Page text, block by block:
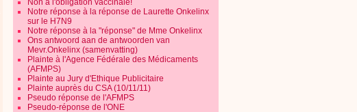
Non à l'obligation vaccinale!
Notre réponse à la réponse de Laurette Onkelinx
sur le H7N9
Notre réponse à la "réponse" de Mme Onkelinx
Ons antwoord aan de antwoorden van
Mevr.Onkelinx (samenvatting)
Plainte à l'Agence Fédérale des Médicaments
(AFMPS)
Plainte au Jury d'Ethique Publicitaire
Plainte auprès du CSA (10/11/11)
Pseudo réponse de l'AFMPS
Pseudo-réponse de l'ONE